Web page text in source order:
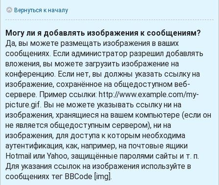
Вернуться к началу
Могу ли я добавлять изображения к сообщениям?
Да, вы можете размещать изображения в ваших
сообщениях. Если администратор разрешил добавлять
вложения, вы можете загрузить изображение на
конференцию. Если нет, вы должны указать ссылку на
изображение, сохранённое на общедоступном веб-
сервере. Пример ссылки: http://www.example.com/my-
picture.gif. Вы не можете указывать ссылку ни на
изображения, хранящиеся на вашем компьютере (если он
не является общедоступным сервером), ни на
изображения, для доступа к которым необходима
аутентификация, как, например, на почтовые ящики
Hotmail или Yahoo, защищённые паролями сайты и т. п.
Для указания ссылок на изображения используйте в
сообщениях тег BBCode [img].